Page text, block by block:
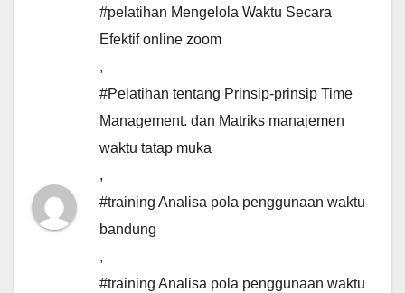
#pelatihan Mengelola Waktu Secara
Efektif online zoom
,
#Pelatihan tentang Prinsip-prinsip Time
Management. dan Matriks manajemen
waktu tatap muka
,
#training Analisa pola penggunaan waktu
bandung
,
#training Analisa pola penggunaan waktu